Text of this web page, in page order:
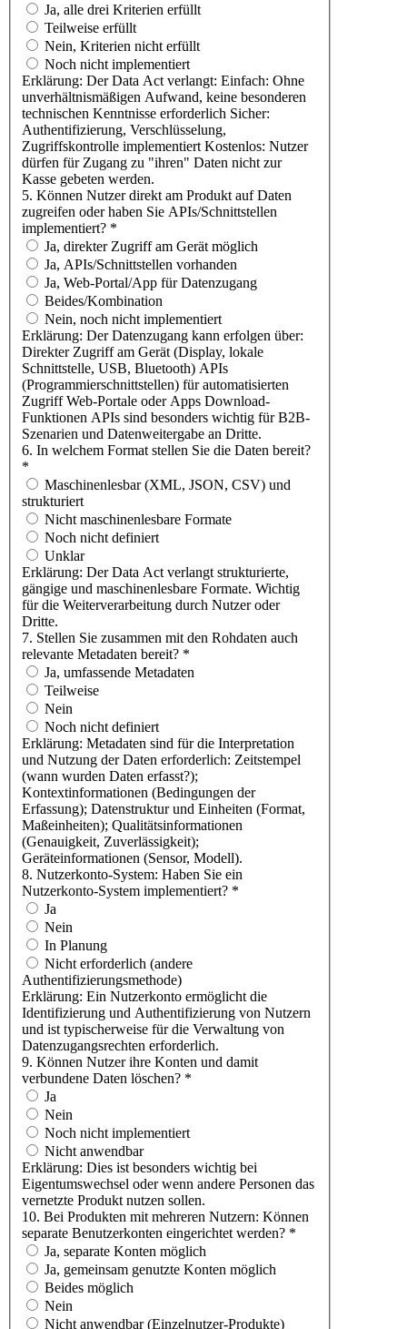
Ja, alle drei Kriterien erfüllt
Teilweise erfüllt
Nein, Kriterien nicht erfüllt
Noch nicht implementiert
Erklärung: Der Data Act verlangt: Einfach: Ohne
unverhältnismäßigen Aufwand, keine besonderen
technischen Kenntnisse erforderlich Sicher:
Authentifizierung, Verschlüsselung,
Zugriffskontrolle implementiert Kostenlos: Nutzer
dürfen für Zugang zu "ihren" Daten nicht zur
Kasse gebeten werden.
5. Können Nutzer direkt am Produkt auf Daten
zugreifen oder haben Sie APIs/Schnittstellen
implementiert? *
Ja, direkter Zugriff am Gerät möglich
Ja, APIs/Schnittstellen vorhanden
Ja, Web-Portal/App für Datenzugang
Beides/Kombination
Nein, noch nicht implementiert
Erklärung: Der Datenzugang kann erfolgen über:
Direkter Zugriff am Gerät (Display, lokale
Schnittstelle, USB, Bluetooth) APIs
(Programmierschnittstellen) für automatisierten
Zugriff Web-Portale oder Apps Download-
Funktionen APIs sind besonders wichtig für B2B-
Szenarien und Datenweitergabe an Dritte.
6. In welchem Format stellen Sie die Daten bereit?
*
Maschinenlesbar (XML, JSON, CSV) und
strukturiert
Nicht maschinenlesbare Formate
Noch nicht definiert
Unklar
Erklärung: Der Data Act verlangt strukturierte,
gängige und maschinenlesbare Formate. Wichtig
für die Weiterverarbeitung durch Nutzer oder
Dritte.
7. Stellen Sie zusammen mit den Rohdaten auch
relevante Metadaten bereit? *
Ja, umfassende Metadaten
Teilweise
Nein
Noch nicht definiert
Erklärung: Metadaten sind für die Interpretation
und Nutzung der Daten erforderlich: Zeitstempel
(wann wurden Daten erfasst?);
Kontextinformationen (Bedingungen der
Erfassung); Datenstruktur und Einheiten (Format,
Maßeinheiten); Qualitätsinformationen
(Genauigkeit, Zuverlässigkeit);
Geräteinformationen (Sensor, Modell).
8. Nutzerkonto-System: Haben Sie ein
Nutzerkonto-System implementiert? *
Ja
Nein
In Planung
Nicht erforderlich (andere
Authentifizierungsmethode)
Erklärung: Ein Nutzerkonto ermöglicht die
Identifizierung und Authentifizierung von Nutzern
und ist typischerweise für die Verwaltung von
Datenzugangsrechten erforderlich.
9. Können Nutzer ihre Konten und damit
verbundene Daten löschen? *
Ja
Nein
Noch nicht implementiert
Nicht anwendbar
Erklärung: Dies ist besonders wichtig bei
Eigentumswechsel oder wenn andere Personen das
vernetzte Produkt nutzen sollen.
10. Bei Produkten mit mehreren Nutzern: Können
separate Benutzerkonten eingerichtet werden? *
Ja, separate Konten möglich
Ja, gemeinsam genutzte Konten möglich
Beides möglich
Nein
Nicht anwendbar (Einzelnutzer-Produkte)